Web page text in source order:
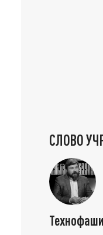
СЛОВО